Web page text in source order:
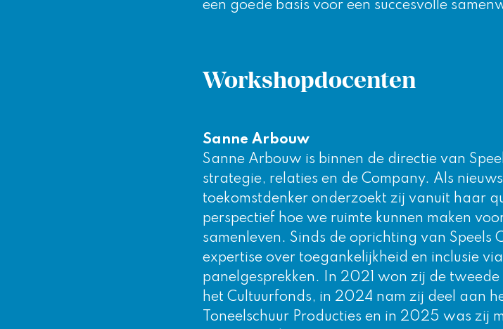
een goede basis voor een succesvolle
Workshopdocenten
Sanne Arbouw
Sanne Arbouw is binnen de directie van
strategie, relaties en de Company. Als
toekomstdenker onderzoekt zij vanuit haar
perspectief hoe we ruimte kunnen maken
samenleven. Sinds de oprichting van Speels
expertise over toegankelijkheid en inclusie
panelgesprekken. In 2021 won zij de
het Cultuurfonds, in 2024 nam zij deel aan
Toneelschuur Producties en in 2025 was zij